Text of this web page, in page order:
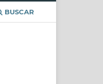
BUSCAR